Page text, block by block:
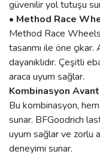
güvenilir yol tutuşu
• Method Race
Method Race Wheels
tasarımı ile öne
dayanıklıdır. Çeşitli
araca uyum sağlar.
Kombinasyon
Bu kombinasyon,
sunar. BFGoodrich
uyum sağlar ve zorlu
deneyimi sunar.